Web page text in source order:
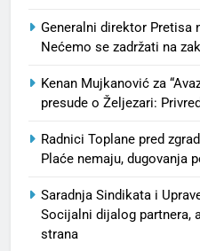
Generalni direktor Pretisa
Nećemo se zadržati na
Kenan Mujkanović za
presude o Željezari:
Radnici Toplane pred
Plaće nemaju, dugovanja
Saradnja Sindikata i
Socijalni dijalog partnera,
strana